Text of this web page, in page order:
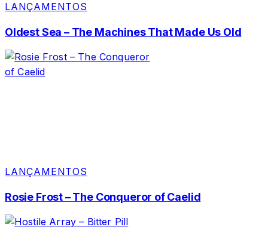
LANÇAMENTOS
Oldest Sea – The Machines That Made Us Old
LANÇAMENTOS
Rosie Frost – The Conqueror of Caelid